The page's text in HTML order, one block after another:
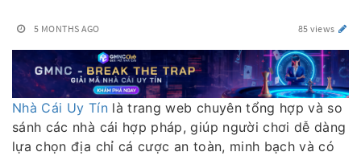
5 MONTHS AGO 85 views
Nhà Cái Uy Tínlà trang web chuyên tổng hợp và so
sánh các nhà cái hợp pháp, giúp người chơi dễ dàng
lựa chọn địa chỉ cá cược an toàn, minh bạch và có